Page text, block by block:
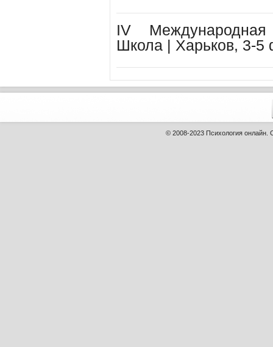
IV Международная
Школа | Харьков, 3-5
© 2008-2023 Психология онлайн